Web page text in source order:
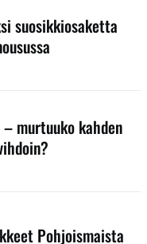
suosikkiosaketta
murtuuko kahden
Pohjoismaista